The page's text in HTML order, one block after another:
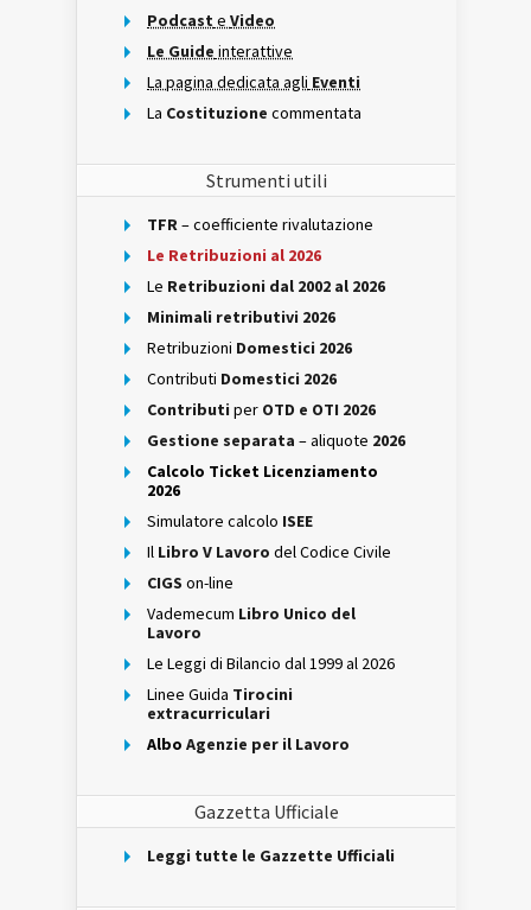
Podcast e Video
Le Guide interattive
La pagina dedicata agli Eventi
La Costituzione commentata
Strumenti utili
TFR– coefficiente rivalutazione
Le Retribuzioni al 2026
Le Retribuzioni dal 2002 al 2026
Minimali retributivi 2026
Retribuzioni Domestici 2026
Contributi Domestici 2026
Contributi per OTD e OTI 2026
Gestione separata – aliquote 2026
Calcolo Ticket Licenziamento
2026
Simulatore calcolo ISEE
Il Libro V Lavoro del Codice Civile
CIGS on-line
Vademecum Libro Unico del
Lavoro
Le Leggi di Bilancio dal 1999 al 2026
Linee Guida Tirocini
extracurriculari
Albo Agenzie per il Lavoro
Gazzetta Ufficiale
Leggi tutte le Gazzette Ufficiali